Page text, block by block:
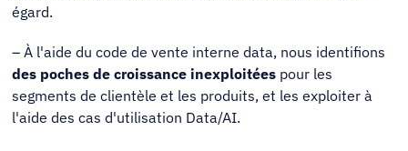
égard.
– À l'aide du code de vente interne data, nous identifions
des poches de croissance inexploitées pour les
segments de clientèle et les produits, et les exploiter à
l'aide des cas d'utilisation Data/AI.